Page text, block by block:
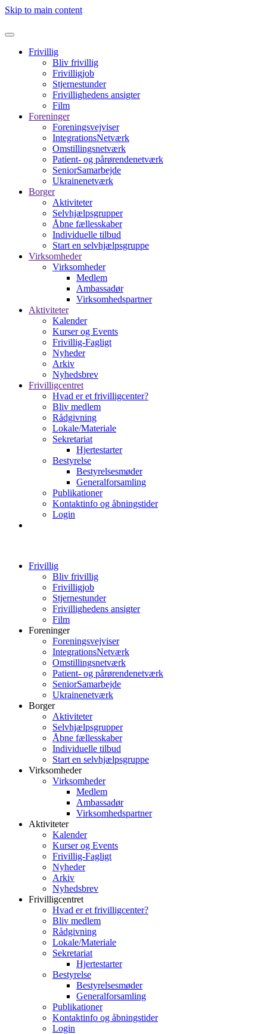
Skip to main content
Frivillig
Bliv frivillig
Frivilligjob
Stjernestunder
Frivillighedens ansigter
Film
Foreninger
Foreningsvejviser
IntegrationsNetværk
Omstillingsnetværk
Patient- og pårørendenetværk
SeniorSamarbejde
Ukrainenetværk
Borger
Aktiviteter
Selvhjælpsgrupper
Åbne fællesskaber
Individuelle tilbud
Start en selvhjælpsgruppe
Virksomheder
Virksomheder
Medlem
Ambassadør
Virksomhedspartner
Aktiviteter
Kalender
Kurser og Events
Frivillig-Fagligt
Nyheder
Arkiv
Nyhedsbrev
Frivilligcentret
Hvad er et frivilligcenter?
Bliv medlem
Rådgivning
Lokale/Materiale
Sekretariat
Hjertestarter
Bestyrelse
Bestyrelsesmøder
Generalforsamling
Publikationer
Kontaktinfo og åbningstider
Login
Frivillig
Bliv frivillig
Frivilligjob
Stjernestunder
Frivillighedens ansigter
Film
Foreninger
Foreningsvejviser
IntegrationsNetværk
Omstillingsnetværk
Patient- og pårørendenetværk
SeniorSamarbejde
Ukrainenetværk
Borger
Aktiviteter
Selvhjælpsgrupper
Åbne fællesskaber
Individuelle tilbud
Start en selvhjælpsgruppe
Virksomheder
Virksomheder
Medlem
Ambassadør
Virksomhedspartner
Aktiviteter
Kalender
Kurser og Events
Frivillig-Fagligt
Nyheder
Arkiv
Nyhedsbrev
Frivilligcentret
Hvad er et frivilligcenter?
Bliv medlem
Rådgivning
Lokale/Materiale
Sekretariat
Hjertestarter
Bestyrelse
Bestyrelsesmøder
Generalforsamling
Publikationer
Kontaktinfo og åbningstider
Login